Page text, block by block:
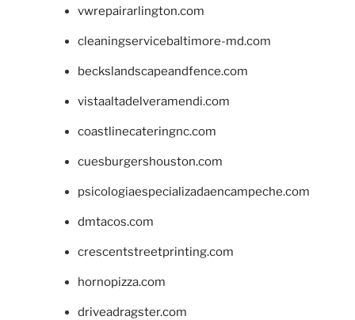
vwrepairarlington.com
cleaningservicebaltimore-md.com
beckslandscapeandfence.com
vistaaltadelveramendi.com
coastlinecateringnc.com
cuesburgershouston.com
psicologiaespecializadaencampeche.com
dmtacos.com
crescentstreetprinting.com
hornopizza.com
driveadragster.com